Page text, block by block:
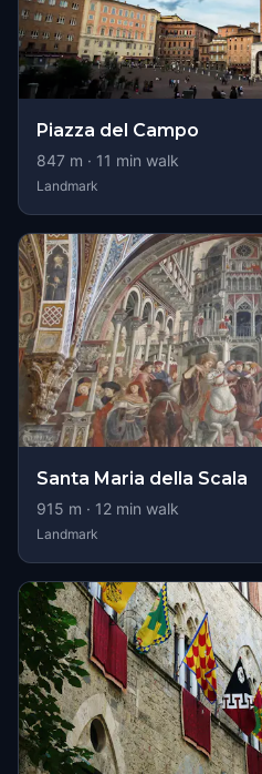
Piazza del Campo
847 m · 11 min walk
Landmark
Santa Maria della Scala
915 m · 12 min walk
Landmark